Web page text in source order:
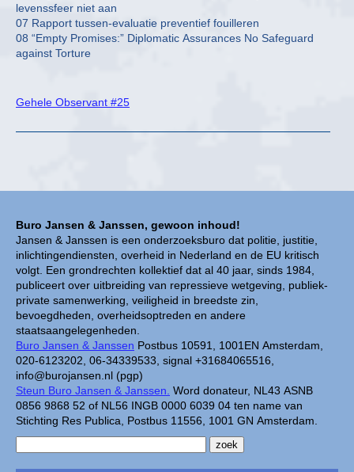
Buro Jansen & Janssen, gewoon inhoud!
Jansen & Janssen is een onderzoeksburo dat politie, justitie,
inlichtingendiensten, overheid in Nederland en de EU kritisch
volgt. Een grondrechten kollektief dat al 40 jaar, sinds 1984,
publiceert over uitbreiding van repressieve wetgeving, publiek-
private samenwerking, veiligheid in breedste zin,
bevoegdheden, overheidsoptreden en andere
staatsaangelegenheden.
Buro Jansen & Janssen Postbus 10591, 1001EN Amsterdam,
020-6123202, 06-34339533, signal +31684065516,
info@burojansen.nl (pgp)
Steun Buro Jansen & Janssen. Word donateur, NL43 ASNB
0856 9868 52 of NL56 INGB 0000 6039 04 ten name van
Stichting Res Publica, Postbus 11556, 1001 GN Amsterdam.
levenssfeer niet aan
07 Rapport tussen-evaluatie preventief fouilleren
08 “Empty Promises:” Diplomatic Assurances No Safeguard
against Torture
Gehele Observant #25